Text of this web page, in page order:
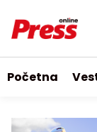
Početna